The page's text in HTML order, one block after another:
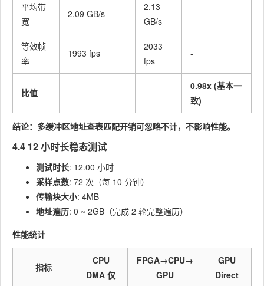
平均带
宽
2.09 GB/s
2.13
GB/s
-
等效帧
率
1993 fps
2033
fps
-
比值 - -
0.98x (基本一
致)
结论：多缓冲区地址查表匹配开销可忽略不计，不影响性能。
4.4 12 小时长稳态测试
测试时长: 12.00 小时
采样点数: 72 次（每 10 分钟）
传输块大小: 4MB
地址遍历: 0 ~ 2GB（完成 2 轮完整遍历）
性能统计
指标
CPU
DMA 仅
FPGA→CPU→
GPU
GPU
Direct